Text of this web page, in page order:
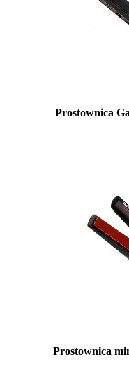
Prostownica
Prostownica